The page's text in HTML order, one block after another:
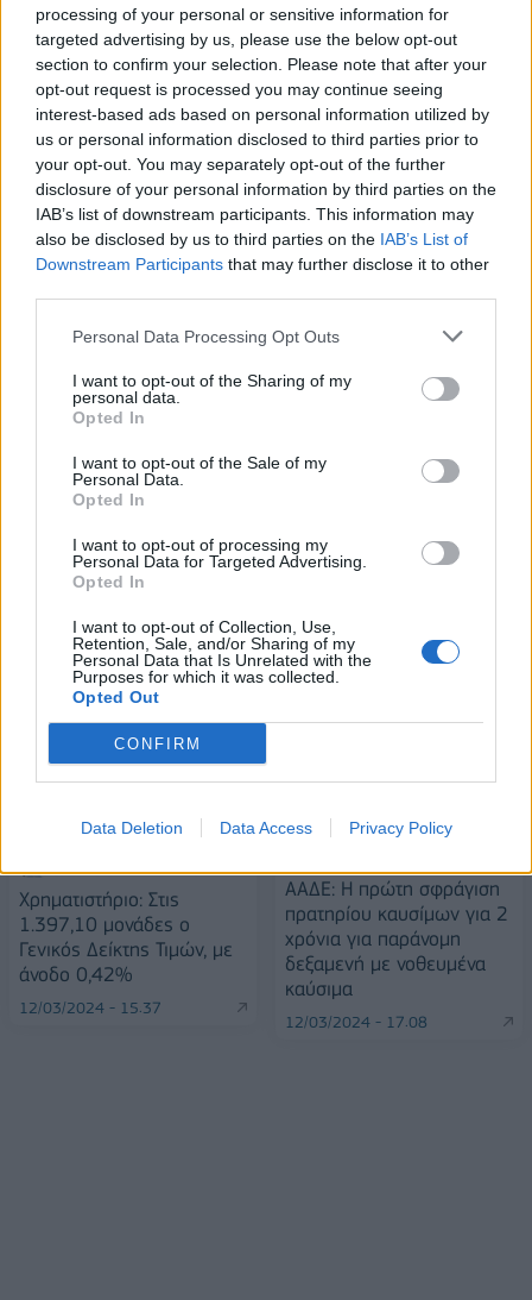
processing of your personal or sensitive information for
targeted advertising by us, please use the below opt-out
section to confirm your selection. Please note that after your
opt-out request is processed you may continue seeing
interest-based ads based on personal information utilized by
us or personal information disclosed to third parties prior to
your opt-out. You may separately opt-out of the further
disclosure of your personal information by third parties on the
IAB’s list of downstream participants. This information may
also be disclosed by us to third parties on the IAB’s List of
Downstream Participants that may further disclose it to other
Personal Data Processing Opt Outs
I want to opt-out of the Sharing of my
personal data.
Opted In
I want to opt-out of the Sale of my
Personal Data.
Opted In
I want to opt-out of processing my
Personal Data for Targeted Advertising.
Opted In
I want to opt-out of Collection, Use,
Retention, Sale, and/or Sharing of my
Personal Data that Is Unrelated with the
Purposes for which it was collected.
Opted Out
CONFIRM
Data Deletion Data Access Privacy Policy
ΔΕΗ: Ισχυρή ανάπτυξη στο α΄
εξάμηνο 2026 με
προσαρμοσμένο EBITDA στα 1,2
δισ. ευρώ
Είσοδος της γαλλικής Meridiam
στην ηλεκτρική διασύνδεση
Ελλάδας – Κύπρου
Η συμφωνία Arval-Athlon αναδιαμορφώνει την αγορά leasing
VW: Η δύσκολη εξίσωση της
Alpha Bank: Για πρώτη φορά το
ESG Report 2025: Πώς η ΑΒ Βασιλόπουλος μετατρέπει τη
βιωσιμότητα σε καθημερινή πράξη
Stoiximan: «Πού ήσουν;» στις μεγάλες στιγμές του Ολυμπιακού
ΠΕΡΙΣΣΌΤΕΡΑ ΣΕ ΑΥΤΉ ΤΗΝ ΚΑΤΗΓΟΡΊΑ
Χρηματιστήριο: Στις
1.397,10 μονάδες ο
Γενικός Δείκτης Τιμών, με
άνοδο 0,42%
12/03/2024 - 15:37
ΑΑΔΕ: Η πρώτη σφράγιση
πρατηρίου καυσίμων για 2
χρόνια για παράνομη
δεξαμενή με νοθευμένα
καύσιμα
12/03/2024 - 17:08